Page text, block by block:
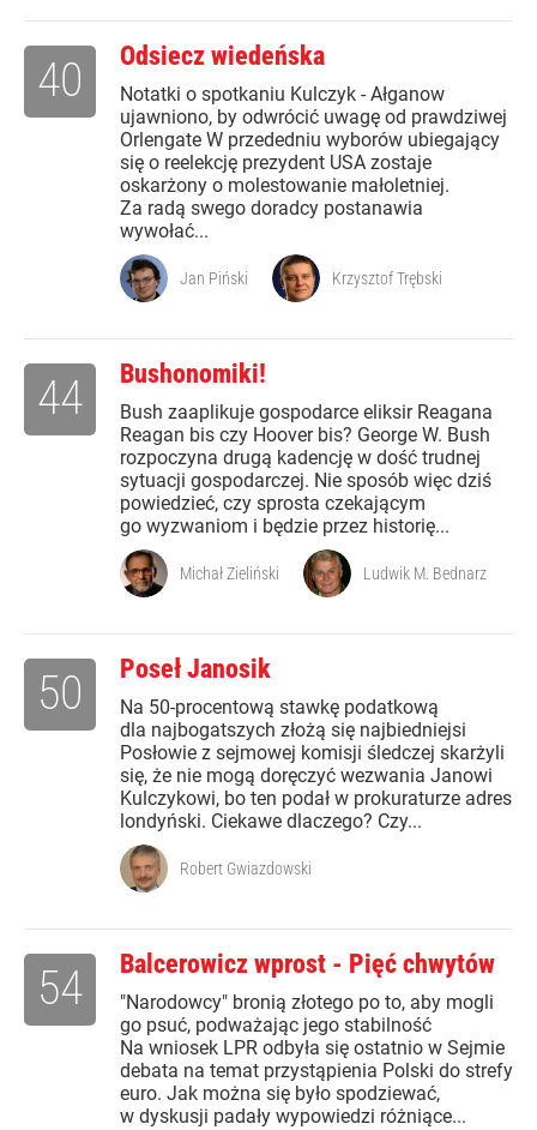
Odsiecz wiedeńska
Notatki o spotkaniu Kulczyk - Ałganow
ujawniono, by odwrócić uwagę od prawdziwej
Orlengate W przededniu wyborów ubiegający
się o reelekcję prezydent USA zostaje
oskarżony o molestowanie małoletniej.
Za radą swego doradcy postanawia
wywołać...
40
Jan Piński Krzysztof Trębski
Bushonomiki!
Bush zaaplikuje gospodarce eliksir Reagana
Reagan bis czy Hoover bis? George W. Bush
rozpoczyna drugą kadencję w dość trudnej
sytuacji gospodarczej. Nie sposób więc dziś
powiedzieć, czy sprosta czekającym
go wyzwaniom i będzie przez historię...
44
Michał Zieliński Ludwik M. Bednarz
Poseł Janosik
Na 50-procentową stawkę podatkową
dla najbogatszych złożą się najbiedniejsi
Posłowie z sejmowej komisji śledczej skarżyli
się, że nie mogą doręczyć wezwania Janowi
Kulczykowi, bo ten podał w prokuraturze adres
londyński. Ciekawe dlaczego? Czy...
50
Robert Gwiazdowski
Balcerowicz wprost - Pięć chwytów
"Narodowcy" bronią złotego po to, aby mogli
go psuć, podważając jego stabilność
Na wniosek LPR odbyła się ostatnio w Sejmie
debata na temat przystąpienia Polski do strefy
euro. Jak można się było spodziewać,
w dyskusji padały wypowiedzi różniące...
54